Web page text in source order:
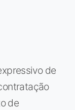
de
de